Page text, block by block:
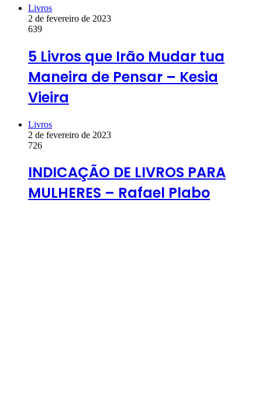
Livros
2 de fevereiro de 2023
639
5 Livros que Irão Mudar tua
Maneira de Pensar – Kesia
Vieira
Livros
2 de fevereiro de 2023
726
INDICAÇÃO DE LIVROS PARA
MULHERES – Rafael Plabo